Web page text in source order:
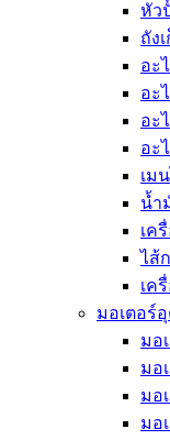
หัว
ถัง
อะ
อะ
อะ
อะ
เม
น้ำ
เค
ไส้
เค
มอเตอร์อุ
มอ
มอ
มอ
มอ